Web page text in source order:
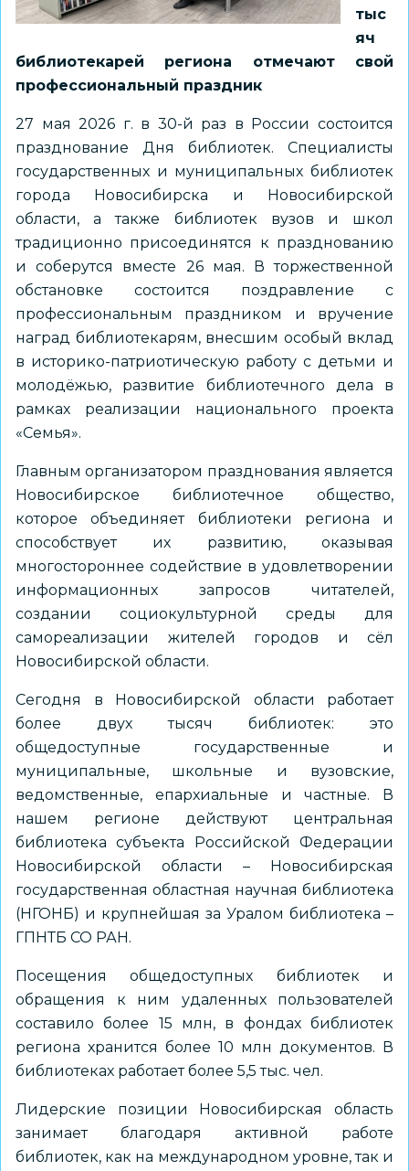
тыс
яч
библиотекарей региона отмечают свой
профессиональный праздник
27 мая 2026 г. в 30-й раз в России состоится
празднование Дня библиотек. Специалисты
государственных и муниципальных библиотек
города Новосибирска и Новосибирской
области, а также библиотек вузов и школ
традиционно присоединятся к празднованию
и соберутся вместе 26 мая. В торжественной
обстановке состоится поздравление с
профессиональным праздником и вручение
наград библиотекарям, внесшим особый вклад
в историко-патриотическую работу с детьми и
молодёжью, развитие библиотечного дела в
рамках реализации национального проекта
«Семья».
Главным организатором празднования является
Новосибирское библиотечное общество,
которое объединяет библиотеки региона и
способствует их развитию, оказывая
многостороннее содействие в удовлетворении
информационных запросов читателей,
создании социокультурной среды для
самореализации жителей городов и сёл
Новосибирской области.
Сегодня в Новосибирской области работает
более двух тысяч библиотек: это
общедоступные государственные и
муниципальные, школьные и вузовские,
ведомственные, епархиальные и частные. В
нашем регионе действуют центральная
библиотека субъекта Российской Федерации
Новосибирской области – Новосибирская
государственная областная научная библиотека
(НГОНБ) и крупнейшая за Уралом библиотека –
ГПНТБ СО РАН.
Посещения общедоступных библиотек и
обращения к ним удаленных пользователей
составило более 15 млн, в фондах библиотек
региона хранится более 10 млн документов. В
библиотеках работает более 5,5 тыс. чел.
Лидерские позиции Новосибирская область
занимает благодаря активной работе
библиотек, как на международном уровне, так и